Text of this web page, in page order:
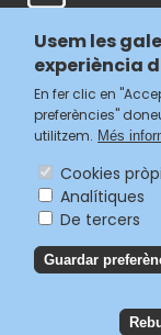
Menú
legal
Usem les
experiència
En fer clic en
preferències"
utilitzem. Més
Cookies
Analítiques
De tercers
Guardar